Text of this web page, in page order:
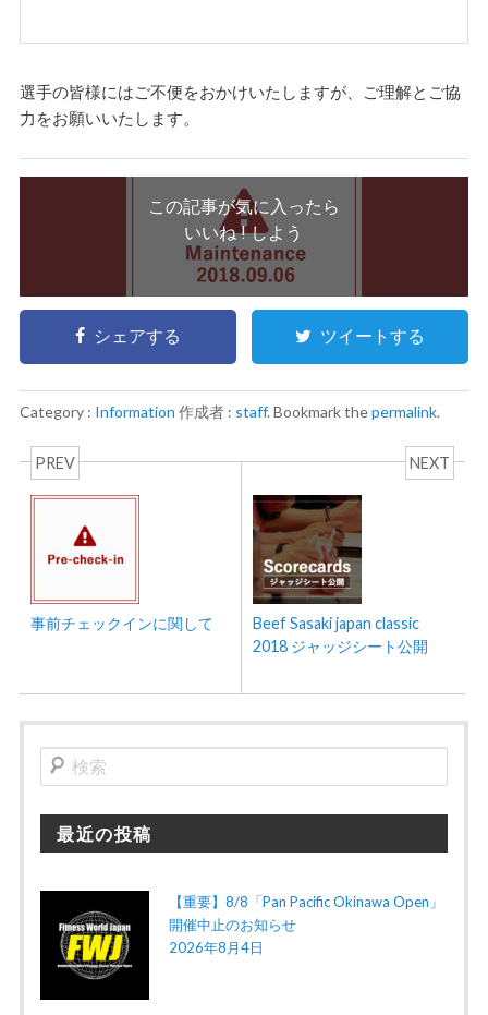
選手の皆様にはご不便をおかけいたしますが、ご理解とご協
力をお願いいたします。
この記事が気に入ったら
いいね ! しよう
シェアする ツイートする
Category : Information 作成者 : staff. Bookmark thepermalink.
PREV
事前チェックインに関して
NEXT
Beef Sasaki japan classic
2018 ジャッジシート公開
検
索
最近の投稿
【重要】8/8「Pan Pacific Okinawa Open」
開催中止のお知らせ
2026年8月4日